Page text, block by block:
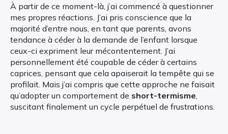
À partir de ce moment-là, j’ai commencé à questionner
mes propres réactions. J’ai pris conscience que la
majorité d’entre nous, en tant que parents, avons
tendance à céder à la demande de l’enfant lorsque
ceux-ci expriment leur mécontentement. J’ai
personnellement été coupable de céder à certains
caprices, pensant que cela apaiserait la tempête qui se
profilait. Mais j’ai compris que cette approche ne faisait
qu’adopter un comportement de short-termisme
suscitant finalement un cycle perpétuel de frustrations.